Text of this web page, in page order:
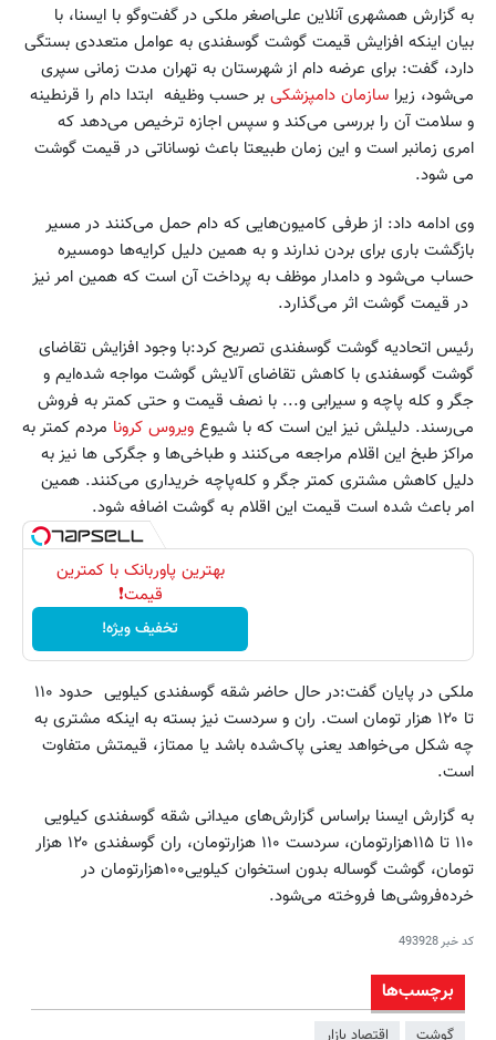
به گزارش همشهری آنلاین علی‌اصغر ملکی در گفت‌وگو با ایسنا، با
بیان اینکه افزایش قیمت گوشت گوسفندی به عوامل متعددی بستگی
دارد، گفت: برای عرضه دام از شهرستان به تهران مدت زمانی سپری
می‌شود، زیرا سازمان دامپزشکی بر حسب وظیفه ابتدا دام را قرنطینه
و سلامت آن را بررسی می‌کند و سپس اجازه ترخیص می‌دهد که
امری زمانبر است و این زمان طبیعتا باعث نوساناتی در قیمت گوشت
می شود.
وی ادامه داد: از طرفی کامیون‌هایی که دام حمل می‌کنند در مسیر
بازگشت باری برای بردن ندارند و به همین دلیل کرایه‌ها دومسیره
حساب می‌شود و دامدار موظف به پرداخت آن است که همین امر نیز
در قیمت گوشت اثر می‌گذارد.
رئیس اتحادیه گوشت گوسفندی تصریح کرد:با وجود افزایش تقاضای
گوشت گوسفندی با کاهش تقاضای آلایش گوشت مواجه شده‌ایم و
جگر و کله پاچه و سیرابی و... با نصف قیمت و حتی کمتر به فروش
می‌رسند. دلیلش نیز این است که با شیوع ویروس کرونا مردم کمتر به
مراکز طبخ این اقلام مراجعه می‌کنند و طباخی‌ها و جگرکی ها نیز به
دلیل کاهش مشتری کمتر جگر و کله‌پاچه خریداری می‌کنند. همین
امر باعث شده است قیمت این اقلام به گوشت اضافه شود.
بهترین پاوربانک با کمترین
قیمت❗
تخفیف ویژه!
ملکی در پایان گفت:در حال حاضر شقه گوسفندی کیلویی حدود ۱۱۰
تا ۱۲۰ هزار تومان است. ران و سردست نیز بسته به اینکه مشتری به
چه شکل می‌خواهد یعنی پاک‌شده باشد یا ممتاز، قیمتش متفاوت
است.
به گزارش ایسنا براساس گزارش‌های میدانی شقه گوسفندی کیلویی
۱۱۰ تا ۱۱۵هزارتومان، سردست ۱۱۰ هزارتومان، ران گوسفندی ۱۲۰ هزار
تومان، گوشت گوساله بدون استخوان کیلویی۱۰۰هزارتومان در
خرده‌فروشی‌ها فروخته می‌شود.
کد خبر493928
برچسب‌ها
گوشت اقتصاد بازار